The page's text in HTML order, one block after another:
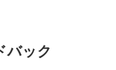
バック